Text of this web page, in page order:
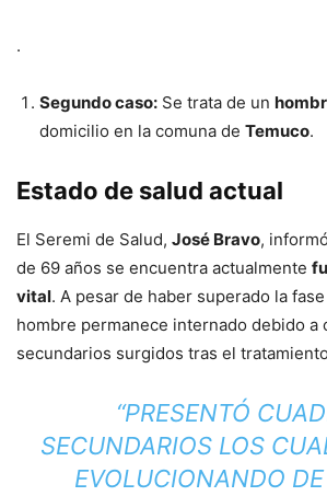
.
Segundo caso: Se trata de un
domicilio en la comuna de Temuco.
Estado de salud actual
El Seremi de Salud, José Bravo,
de 69 años se encuentra actualmente
vital. A pesar de haber superado la
hombre permanece internado debido a
secundarios surgidos tras el
“PRESENTÓ
SECUNDARIOS LOS
EVOLUCIONANDO